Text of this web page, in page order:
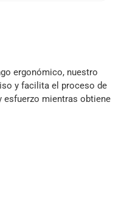
ergonómico, nuestro
y facilita el proceso de
esfuerzo mientras obtiene